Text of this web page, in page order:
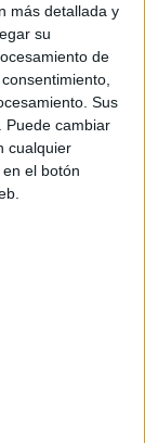
más detallada y
su
de
Sus
Puede cambiar
cualquier
el botón